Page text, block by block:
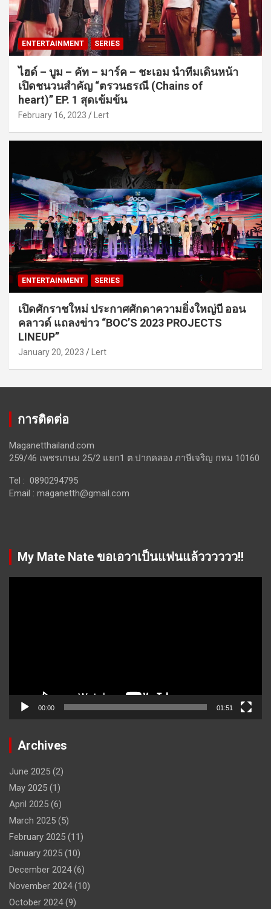
ENTERTAINMENT SERIES
ไฮด์ – บูม – คัท – มาร์ค – ชะเอม นำทีมเดินหน้า
เปิดชนวนสำคัญ “ตรวนธรณี (Chains of
heart)” EP. 1 สุดเข้มข้น
February 16, 2023 Lert
ENTERTAINMENT SERIES
เปิดศักราชใหม่ ประกาศศักดาความยิ่งใหญ่บี ออน
คลาวด์ แถลงข่าว “BOC’S 2023 PROJECTS
LINEUP”
January 20, 2023 Lert
การติดต่อ
Maganetthailand.com
259/46 เพชรเกษม 25/2 แยก1 ต.ปากคลอง ภาษีเจริญ กทม 10160
Tel : 0890294795
Email : maganetth@gmail.com
My Mate Nate ขอเอวาเป็นแฟนแล้วววววว!!
00:00 01:51
Archives
June 2025 (2)
May 2025 (1)
April 2025 (6)
March 2025 (5)
February 2025 (11)
January 2025 (10)
December 2024(6)
November 2024(10)
October 2024(9)